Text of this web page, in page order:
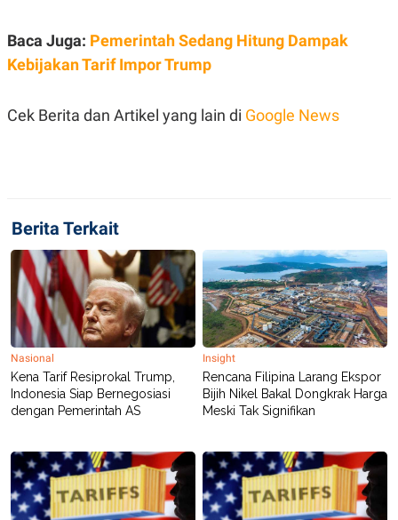
G
E
A
.
SITEMAPPROFILE
USE
PEDOMAN
PEMBERITAAN
SIBER
PRIVACY
POLICY
Baca Juga: Pemerintah Sedang Hitung Dampak
Kebijakan Tarif Impor Trump
Cek Berita dan Artikel yang lain di Google News
Berita Terkait
Nasional
Kena Tarif Resiprokal Trump,
Indonesia Siap Bernegosiasi
dengan Pemerintah AS
Insight
Rencana Filipina Larang Ekspor
Bijih Nikel Bakal Dongkrak Harga
Meski Tak Signifikan